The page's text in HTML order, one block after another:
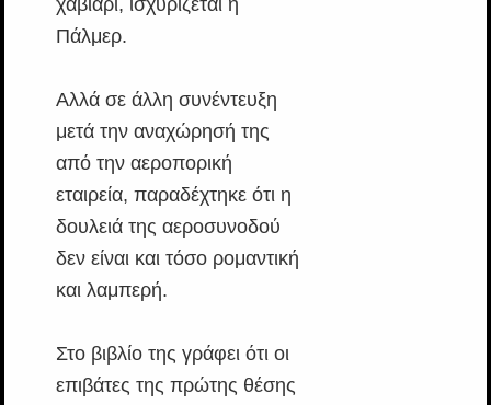
χαβιάρι, ισχυρίζεται η
Πάλμερ.
Αλλά σε άλλη συνέντευξη
μετά την αναχώρησή της
από την αεροπορική
εταιρεία, παραδέχτηκε ότι η
δουλειά της αεροσυνοδού
δεν είναι και τόσο ρομαντική
και λαμπερή.
Στο βιβλίο της γράφει ότι οι
επιβάτες της πρώτης θέσης